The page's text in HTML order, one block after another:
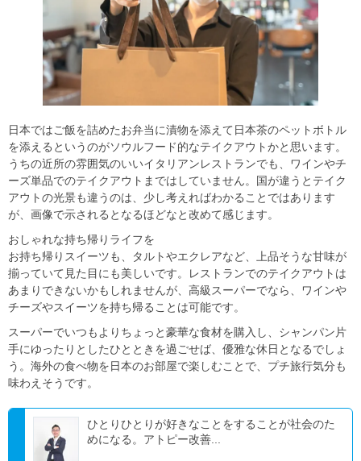
日本ではご飯を詰めたお弁当に漬物を添えて日本茶のペットボトル
を添えるというのがソウルフード的なテイクアウトかと思います。
うちの近所の雰囲気のいいイタリアンレストランでも、ワインやチ
ーズ単品でのテイクアウトまではしていません。国が違うとテイク
アウトの光景も違うのは、少し考えればわかることではあります
が、画像で示されるとなるほどなと改めて感じます。
おしゃれな持ち帰りライフを
お持ち帰りスイーツも、タルトやエクレアなど、上品そうな甘味が
揃っていて見た目にも美しいです。レストランでのテイクアウトは
あまりできないかもしれませんが、高級スーパーでなら、ワインや
チーズやスイーツを持ち帰ることは可能です。
スーパーでいつもよりちょっと豪華な食材を購入し、シャンパン片
手にゆったりとしたひとときを過ごせば、優雅な休日となるでしょ
う。海外の食べ物を日本のお部屋で楽しむことで、プチ旅行気分も
味わえそうです。
ひとりひとりが好きなことをすることが社会のた
めになる。アトピー改善...